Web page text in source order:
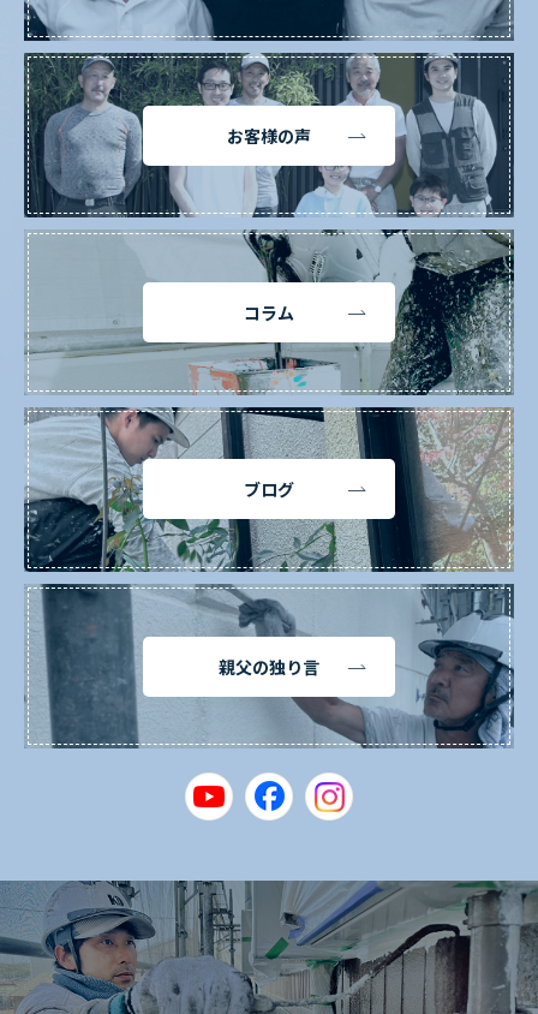
お客様の声
コラム
ブログ
親父の独り言